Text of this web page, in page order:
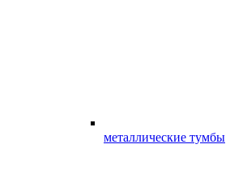
металлические тумбы